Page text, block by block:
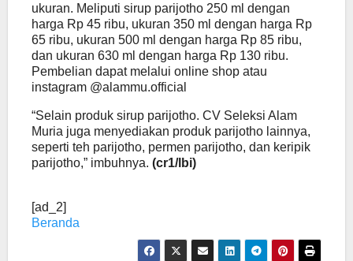
ukuran. Meliputi sirup parijotho 250 ml dengan
harga Rp 45 ribu, ukuran 350 ml dengan harga Rp
65 ribu, ukuran 500 ml dengan harga Rp 85 ribu,
dan ukuran 630 ml dengan harga Rp 130 ribu.
Pembelian dapat melalui online shop atau
instagram @alammu.official
“Selain produk sirup parijotho. CV Seleksi Alam
Muria juga menyediakan produk parijotho lainnya,
seperti teh parijotho, permen parijotho, dan keripik
parijotho,” imbuhnya. (cr1/lbi)
[ad_2]
Beranda